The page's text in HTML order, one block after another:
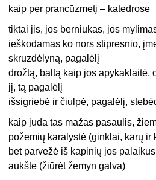
kaip per prancūzmetį – katedrose
tiktai jis, jos berniukas, jos
ieškodamas ko nors stipresnio,
skruzdėlyną, pagalėlį
drožtą, baltą kaip jos apykaklaitė,
jį, tą pagalėlį
išsigriebė ir čiulpė, pagalėlį,
kaip juda tas mažas pasaulis,
požemių karalystė (ginklai, karų ir
bet parvežė iš kapinių jos
aukšte (žiūrėt žemyn galva)